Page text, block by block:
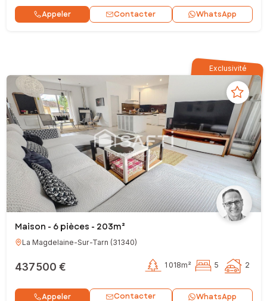
Appeler Contacter WhatsApp
Exclusivité
Maison - 6 pièces - 203m²
La Magdelaine-Sur-Tarn (31340)
437 500 € 1 018m² 5 2
Appeler Contacter WhatsApp